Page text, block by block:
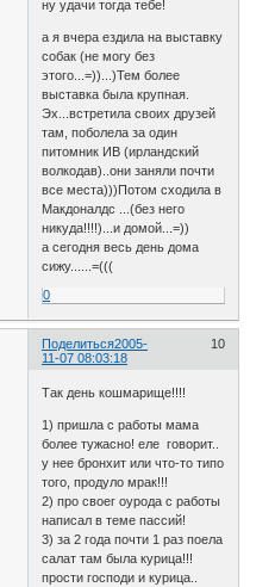
ну удачи тогда тебе!
а я вчера ездила на выставку
собак (не могу без
этого...=))...)Тем более
выставка была крупная.
Эх...встретила своих друзей
там, поболела за один
питомник ИВ (ирландский
волкодав)..они заняли почти
все места)))Потом сходила в
Макдоналдс ...(без него
никуда!!!!)...и домой...=))
а сегодня весь день дома
сижу......=(((
0
Поделиться 10
2005-
11-07 08:03:18
Так день кошмарище!!!!
1) пришла с работы мама
более тужасно! еле говорит..
у нее бронхит или что-то типо
того, продуло мрак!!!
2) про своег оурода с работы
написал в теме пассий!
3) за 2 года почти 1 раз поела
салат там была курица!!!
прости господи и курица..